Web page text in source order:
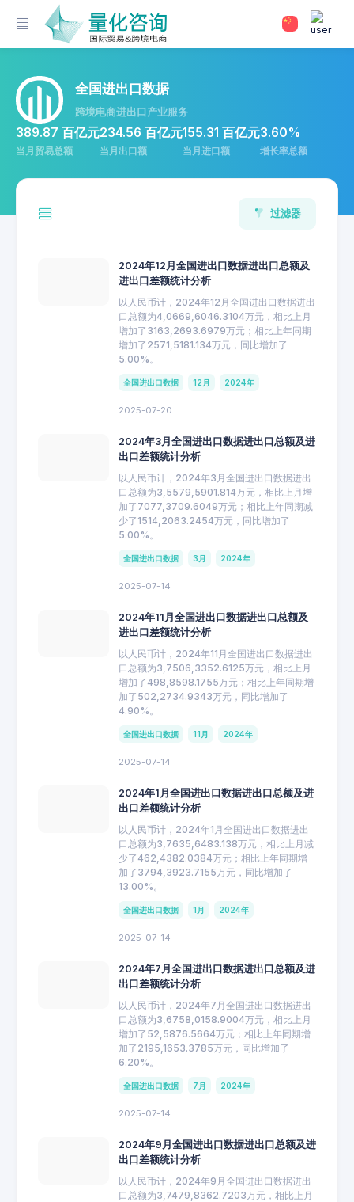
全国进出口数据
跨境电商进出口产业服务
389.87 百亿元
当月贸易总额
234.56 百亿元
当月出口额
155.31 百亿元
当月进口额
3.60%
增长率总额
过滤器
2024年12月全国进出口数据进出口总额及
进出口差额统计分析
以人民币计，2024年12月全国进出口数据进出
口总额为4,0669,6046.3104万元，相比上月
增加了3163,2693.6979万元；相比上年同期
增加了2571,5181.134万元，同比增加了
5.00%。
全国进出口数据 12月 2024年
2025-07-20
2024年3月全国进出口数据进出口总额及进
出口差额统计分析
以人民币计，2024年3月全国进出口数据进出
口总额为3,5579,5901.814万元，相比上月增
加了7077,3709.6049万元；相比上年同期减
少了1514,2063.2454万元，同比增加了
5.00%。
全国进出口数据 3月 2024年
2025-07-14
2024年11月全国进出口数据进出口总额及
进出口差额统计分析
以人民币计，2024年11月全国进出口数据进出
口总额为3,7506,3352.6125万元，相比上月
增加了498,8598.1755万元；相比上年同期增
加了502,2734.9343万元，同比增加了
4.90%。
全国进出口数据 11月 2024年
2025-07-14
2024年1月全国进出口数据进出口总额及进
出口差额统计分析
以人民币计，2024年1月全国进出口数据进出
口总额为3,7635,6483.138万元，相比上月减
少了462,4382.0384万元；相比上年同期增
加了3794,3923.7155万元，同比增加了
13.00%。
全国进出口数据 1月 2024年
2025-07-14
2024年7月全国进出口数据进出口总额及进
出口差额统计分析
以人民币计，2024年7月全国进出口数据进出
口总额为3,6758,0158.9004万元，相比上月
增加了52,5876.5664万元；相比上年同期增
加了2195,1653.3785万元，同比增加了
6.20%。
全国进出口数据 7月 2024年
2025-07-14
2024年9月全国进出口数据进出口总额及进
出口差额统计分析
以人民币计，2024年9月全国进出口数据进出
口总额为3,7479,8362.7203万元，相比上月